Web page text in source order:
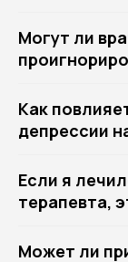
Могут ли
Как
депрессии
Если я
терапевта,
Может ли